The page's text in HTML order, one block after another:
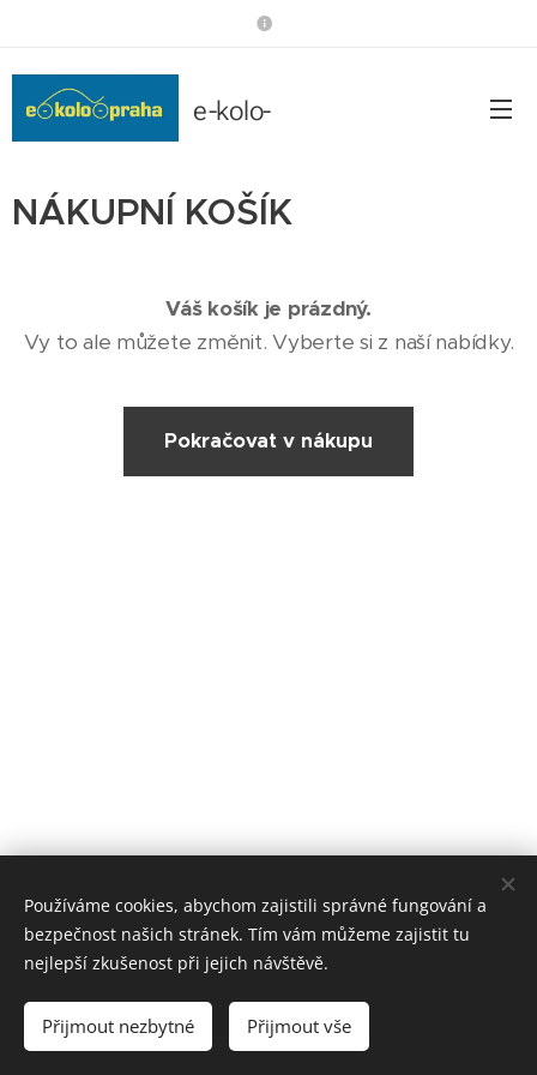
e-kolo-
NÁKUPNÍ KOŠÍK
Váš košík je prázdný.
Vy to ale můžete změnit. Vyberte si z naší nabídky.
Pokračovat v nákupu
IČO: 71518762
Cookies
Používáme cookies, abychom zajistili správné fungování a
bezpečnost našich stránek. Tím vám můžeme zajistit tu
nejlepší zkušenost při jejich návštěvě.
Přijmout nezbytné Přijmout vše